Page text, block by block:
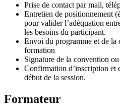
Prise de contact par mail,
Entretien de positionnement
pour valider l’adéquation
les besoins du participant.
Envoi du programme et de la
formation
Signature de la convention
Confirmation d’inscription et
début de la session.
Formateur